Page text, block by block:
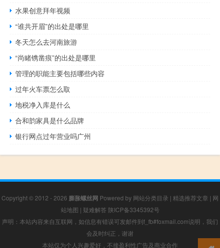
水果创意拜年视频
“谁共开眉”的出处是哪里
冬天怎么去河南旅游
“尚睹镌凿痕”的出处是哪里
管理的职能主要包括哪些内容
过年火车票怎么取
地税净入库是什么
合和韵家具是什么品牌
银行网点过年营业吗广州
Copyright © 2012 - 2026 膨胀螺丝网 Powered by 网站分类目录 | 精选推荐文章 | 网
站地图 | 疑难解答 陕ICP备3345392号
声明：本站内容来自互联网，如信息有错误可发邮件到f_fb#foxmail.com说明，我们
会及时纠正，谢谢
本站仅为个人兴趣爱好，不接盈利性广告及商业合作